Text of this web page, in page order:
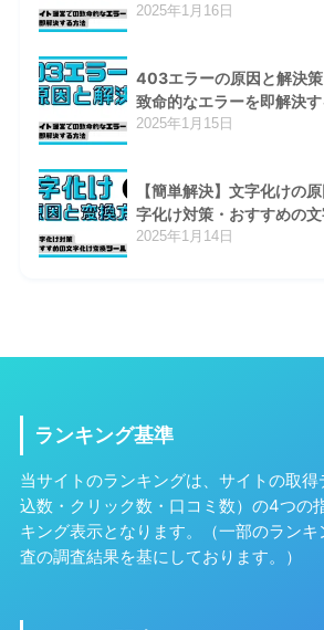
2025年1月16日
403エラーの原因と解決
致命的なエラーを即解決
2025年1月15日
【簡単解決】文字化けの
字化け対策・おすすめの
2025年1月14日
ランキング基準
当サイトのランキングは、サイトの取得
込数・クリック数・口コミ数）の4つの
キング表示となります。（一部のラン
査の調査結果を基にしております。）